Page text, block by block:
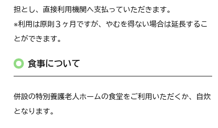
担とし、直接利用機関へ支払っていただきます。
※利用は原則３ヶ月ですが、やむを得ない場合は延長するこ
とができます。
食事について
併設の特別養護老人ホームの食堂をご利用いただくか、自炊
となります。